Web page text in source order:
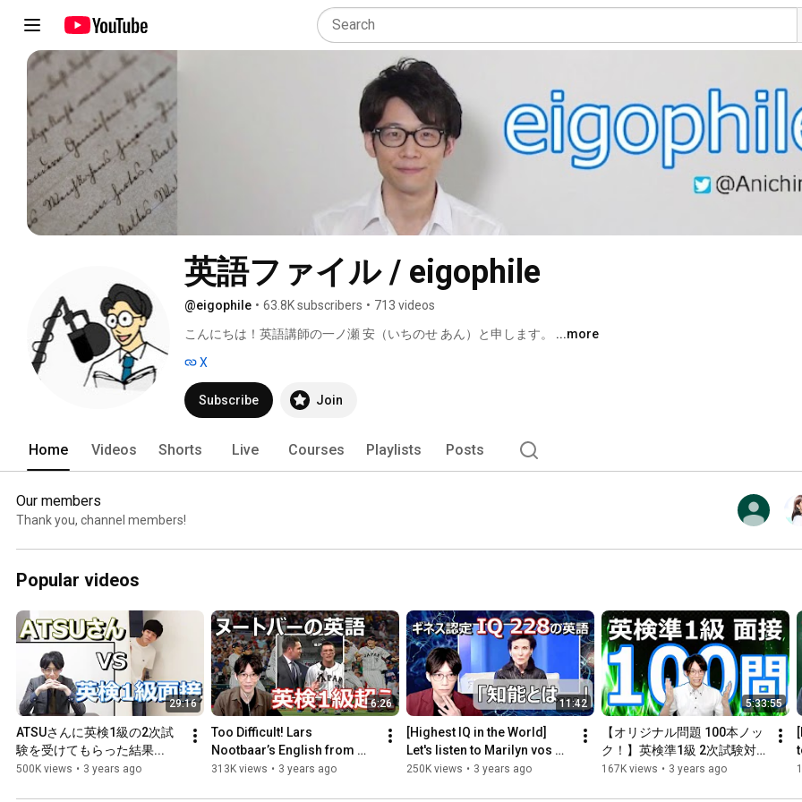
英語ファイル / eigophile
@eigophile • 63.8K subscribers • 713 videos
こんにちは！英語講師の一ノ瀬 安（いちのせ あん）と申します。 ...more
X
Subscribe Join
Home Videos Shorts Live Courses Playlists Posts
Our members
Thank you, channel members!
Popular videos
29:16
ATSUさんに英検1級の2次試
験を受けてもらった結果...
500K views • 3 years ago
6:26
Too Difficult! Lars
Nootbaar’s English from
Team Japan’s WBC Win!
313K views • 3 years ago
11:42
[Highest IQ in the World]
Let's listen to Marilyn vos
Savant's English!
250K views • 3 years ago
5:33:55
【オリジナル問題 100本ノッ
ク！】英検準1級 2次試験対
策
167K views • 3 years ago